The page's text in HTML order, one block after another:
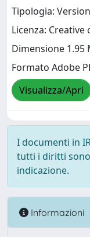
Tipologia:
Licenza: Creative
Dimensione 1.95
Formato Adobe
Visualizza/Apri
I documenti in
tutti i diritti
indicazione.
Informazioni